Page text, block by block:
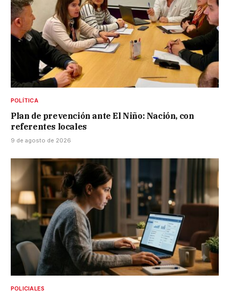
POLÍTICA
Plan de prevención ante El Niño: Nación, con
referentes locales
9 de agosto de 2026
POLICIALES